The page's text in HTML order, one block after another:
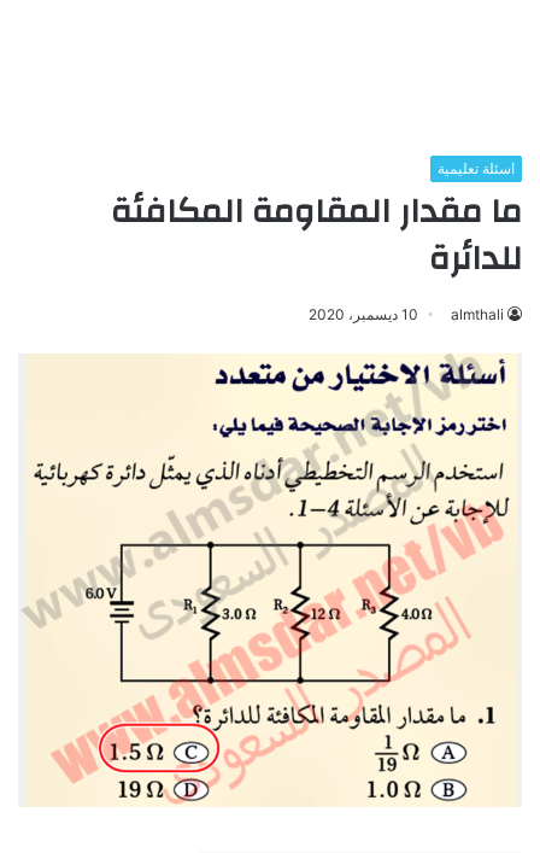
اسئلة تعليمية
ما مقدار المقاومة المكافئة
للدائرة
almthali 10 ديسمبر، 2020